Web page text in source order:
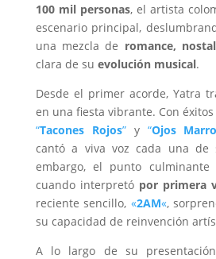
100 mil personas, el artista
escenario principal,
una mezcla de romance,
clara de su evolución musical.
Desde el primer acorde, Yatra
en una fiesta vibrante. Con éxitos
“Tacones Rojos”y “Ojos
cantó a viva voz cada una de
embargo, el punto
cuando interpretó por primera
reciente sencillo, «2AM«,
su capacidad de reinvención
A lo largo de su